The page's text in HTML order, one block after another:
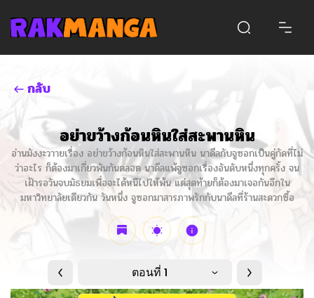
กลับ
อย่าขว้างก้อนหินใส่สะพานหิน
อ่านมังงะวาายเรื่อง อย่าขว้างก้อนหินใส่สะพานหิน นาดึลกับจูซอกเป็นคู่กัดที่ไม่
ว่าอะไร ก็ต้องมาเกี่ยวพันกันตลอด นาดึลแพ้จูซอกเรื่องอันดับหนึ่งทุกครั้ง จน
เฝ้ารอวันจบมัธยมเพื่อจะได้หนีไปให้พ้น แต่สุดท้ายก็ต้องมาเจอกันอีกใน
มหาวิทยาลัยเดียวกัน วันหนึ่ง จูซอกมาสารภาพรักกับนาดึลที่ร้านสะดวกซื้อ
ตอนที่ 1